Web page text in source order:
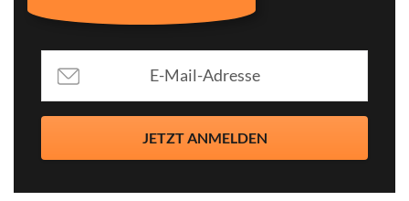
JETZT ANMELDEN